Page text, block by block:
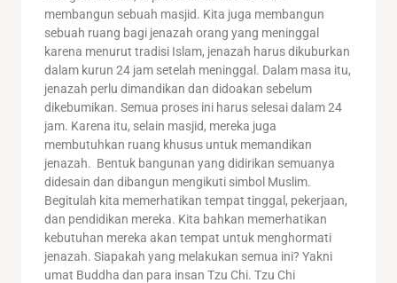
membangun sebuah masjid. Kita juga membangun
sebuah ruang bagi jenazah orang yang meninggal
karena menurut tradisi Islam, jenazah harus dikuburkan
dalam kurun 24 jam setelah meninggal. Dalam masa itu,
jenazah perlu dimandikan dan didoakan sebelum
dikebumikan. Semua proses ini harus selesai dalam 24
jam. Karena itu, selain masjid, mereka juga
membutuhkan ruang khusus untuk memandikan
jenazah. Bentuk bangunan yang didirikan semuanya
didesain dan dibangun mengikuti simbol Muslim.
Begitulah kita memerhatikan tempat tinggal, pekerjaan,
dan pendidikan mereka. Kita bahkan memerhatikan
kebutuhan mereka akan tempat untuk menghormati
jenazah. Siapakah yang melakukan semua ini? Yakni
umat Buddha dan para insan Tzu Chi. Tzu Chi